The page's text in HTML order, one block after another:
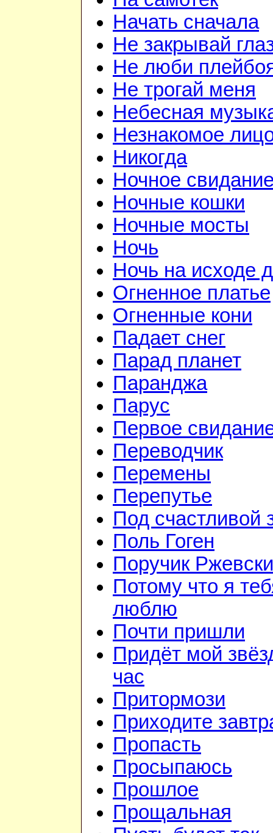
Начать сначала
Не закрывай
Не люби
Не трогай меня
Небесная
Незнакомое
Никогда
Ночное
Ночные кошки
Ночные мосты
Ночь
Ночь на исходе
Огненное платье
Огненные кони
Падает снег
Парад планет
Паранджа
Парус
Первое
Переводчик
Перемены
Перепутье
Под счастливой
Поль Гоген
Поручик
Потому что я
люблю
Почти пришли
Придёт мой
час
Притормози
Приходите
Пропасть
Просыпаюсь
Прошлое
Прощальная